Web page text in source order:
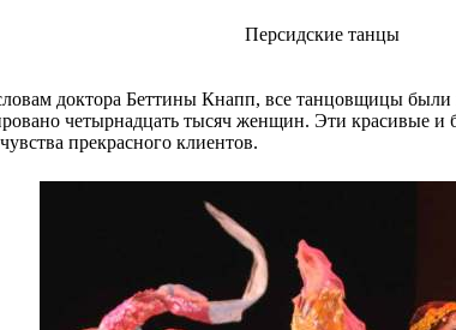
Персидские танцы
доктора Беттины Кнапп, все танцовщицы
четырнадцать тысяч женщин. Эти
прекрасного клиентов.